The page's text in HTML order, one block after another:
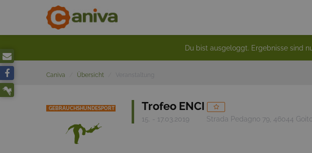
Du bist ausgeloggt. Ergebnisse sind
Caniva Übersicht
GEBRAUCHSHUNDESPORT Trofeo ENCI
15. - 17.03.2019 Strada Pedagno 79, 46044